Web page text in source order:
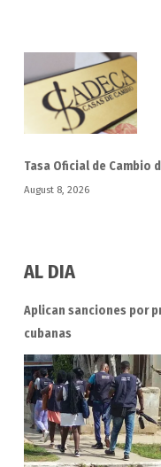
Tasa Oficial de Cambio
August 8, 2026
AL DIA
Aplican sanciones por
cubanas